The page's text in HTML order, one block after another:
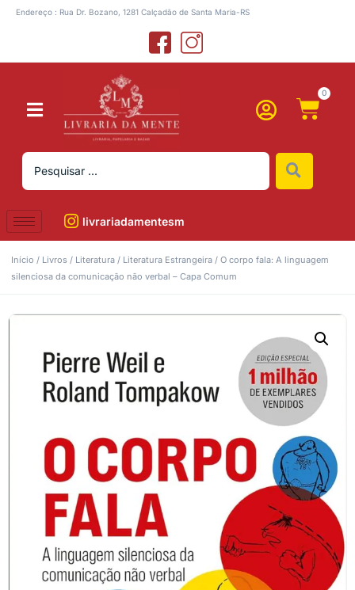
Endereço : Rua Dr. Bozano, 1281 Calçadão de Santa Maria-RS
0
livrariadamentesm
Início / Livros / Literatura / Literatura Estrangeira / O corpo fala: A linguagem
silenciosa da comunicação não verbal – Capa Comum